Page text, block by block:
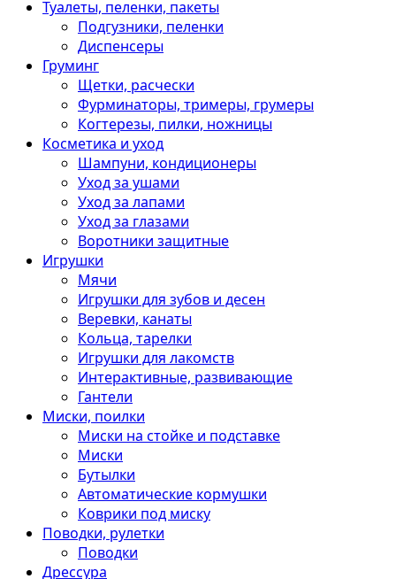
Туалеты, пеленки, пакеты
Подгузники, пеленки
Диспенсеры
Груминг
Щетки, расчески
Фурминаторы, тримеры, грумеры
Когтерезы, пилки, ножницы
Косметика и уход
Шампуни, кондиционеры
Уход за ушами
Уход за лапами
Уход за глазами
Воротники защитные
Игрушки
Мячи
Игрушки для зубов и десен
Веревки, канаты
Кольца, тарелки
Игрушки для лакомств
Интерактивные, развивающие
Гантели
Миски, поилки
Миски на стойке и подставке
Миски
Бутылки
Автоматические кормушки
Коврики под миску
Поводки, рулетки
Поводки
Дрессура